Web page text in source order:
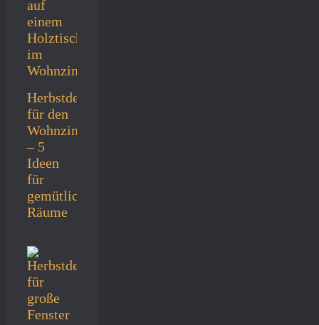
Herbstdeko
für den
Wohnzimmertisch
– 5
Ideen
für
gemütliche
Räume